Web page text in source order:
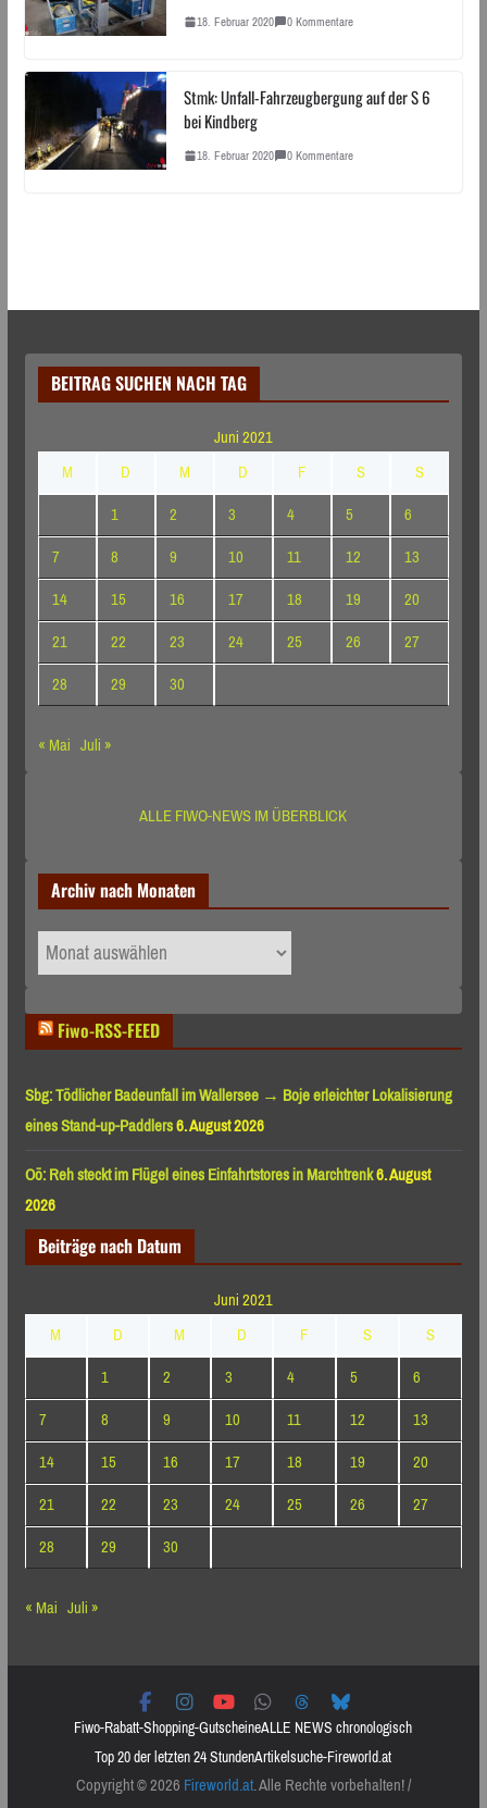
18. Februar 2020 0 Kommentare
Stmk: Unfall-Fahrzeugbergung auf der S 6
bei Kindberg
18. Februar 2020 0 Kommentare
BEITRAG SUCHEN NACH TAG
Juni 2021
M
D M D F S
S
1
2 3 4 5
6
7
8 9 10 11 12
13
14
15 16 17 18 19
20
21
22 23 24 25 26
27
28
29
30
« Mai Juli »
ALLE FIWO-NEWS IM ÜBERBLICK
Archiv nach Monaten
Archiv
nach
Fiwo-RSS-FEED
Sbg: Tödlicher Badeunfall im Wallersee → Boje erleichter Lokalisierung
eines Stand-up-Paddlers6. August 2026
Oö: Reh steckt im Flügel eines Einfahrtstores in Marchtrenk6. August
2026
Beiträge nach Datum
Juni 2021
M
D M D F S
S
1
2 3 4 5
6
7
8 9 10 11 12
13
14
15 16 17 18 19
20
21
22 23 24 25 26
27
28
29
30
« Mai Juli »
Fiwo-Rabatt-Shopping-GutscheineALLE NEWS chronologisch
Top 20 der letzten 24 StundenArtikelsuche-Fireworld.at
Copyright © 2026Fireworld.at. Alle Rechte vorbehalten! /